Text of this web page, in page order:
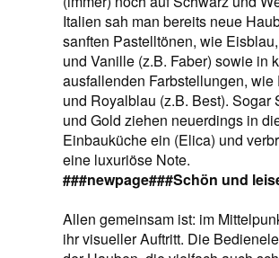
Italien sah man bereits neue
sanften Pastelltönen, wie
und Vanille (z.B. Faber) sowie in
ausfallenden Farbstellungen, wie
und Royalblau (z.B. Best). Sogar
und Gold ziehen neuerdings in
Einbauküche ein (Elica) und
eine luxuriöse Note.
###newpage###Schön und
Allen gemeinsam ist: im
ihr visueller Auftritt. Die